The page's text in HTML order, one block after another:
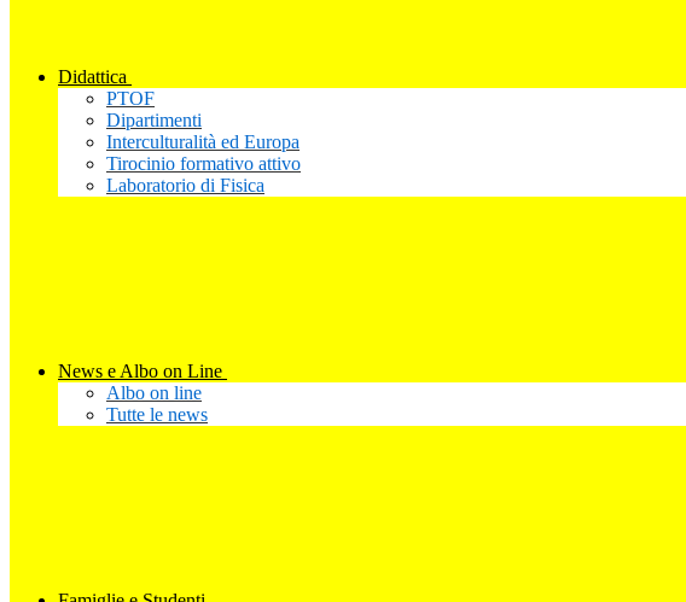
Didattica
PTOF
Dipartimenti
Interculturalità ed Europa
Tirocinio formativo attivo
Laboratorio di Fisica
News e Albo on Line
Albo on line
Tutte le news